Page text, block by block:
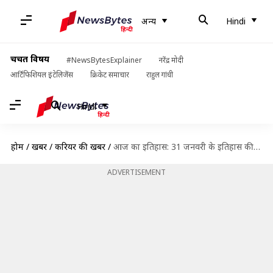
अन्य Hindi
चर्चित विषय #NewsBytesExplainer
नरेंद्र मोदी
आर्टिफिशियल इंटेलिजेंस
क्रिकेट समाचार राहुल गांधी
Hindi
होम / खबरें / करियर की खबरें / आज का इतिहास: 31 जनवरी के इतिहास की कुछ प्रमुख घटनाएं जानें, बढ़ाएं जनरल नॉलेज
ADVERTISEMENT